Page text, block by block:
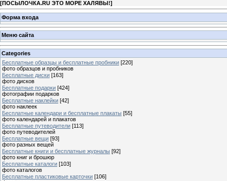
[ПОСЫЛОЧКА.RU ЭТО МОРЕ ХАЛЯВЫ!]
Форма входа
Меню сайта
Categories
Бесплатные образцы и бесплатные пробники [220]
фото образцов и пробников
Бесплатные диски [163]
фото дисков
Бесплатные подарки [424]
фотографии подарков
Бесплатные наклейки [42]
фото наклеек
Бесплатные календари и бесплатные плакаты [55]
фото календарей и плакатов
Бесплатные путеводители [113]
фото путеводителей
Бесплатные вещи [93]
фото разных вещей
Бесплатные книги и бесплатные журналы [92]
фото книг и брошюр
Бесплатные каталоги [103]
фото каталогов
Бесплатные пластиковые карточки [106]